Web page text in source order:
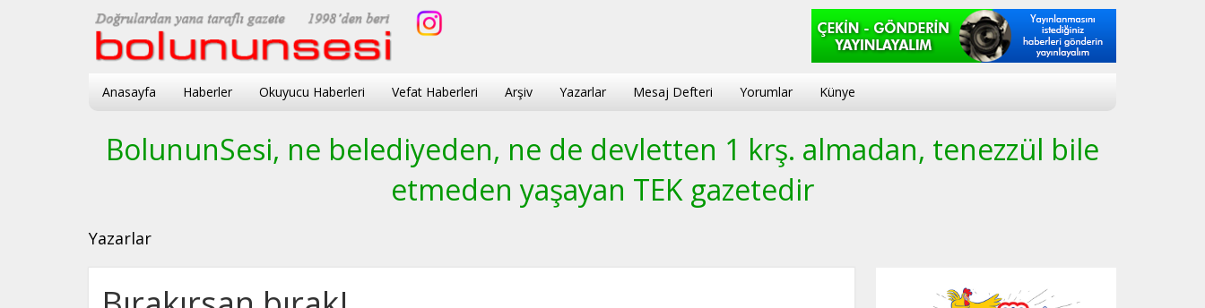
Anasayfa Haberler Okuyucu Haberleri Vefat Haberleri Arşiv Yazarlar Mesaj Defteri Yorumlar Künye
BolununSesi, ne belediyeden, ne de devletten 1 krş. almadan, tenezzül bile
etmeden yaşayan TEK gazetedir
Yazarlar